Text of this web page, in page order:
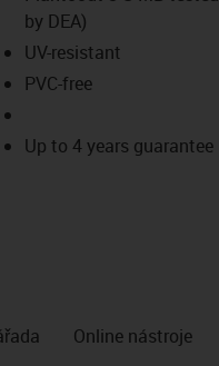
by DEA)
UV-resistant
PVC-free
Up to 4 years guarantee
Online nástroje